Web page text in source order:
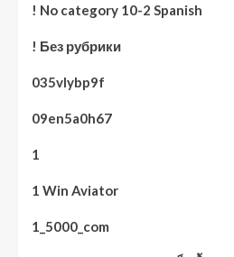
! No category 10-2 Spanish
! Без рубрики
035vlybp9f
09en5a0h67
1
1 Win Aviator
1_5000_com